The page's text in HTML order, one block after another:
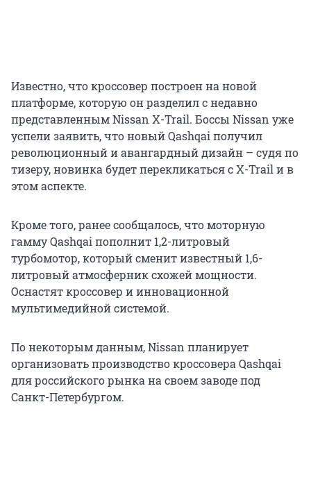
Известно, что кроссовер построен на новой
платформе, которую он разделил с недавно
представленным Nissan X-Trail. Боссы Nissan уже
успели заявить, что новый Qashqai получил
революционный и авангардный дизайн – судя по
тизеру, новинка будет перекликаться с X-Trail и в
этом аспекте.
Кроме того, ранее сообщалось, что моторную
гамму Qashqai пополнит 1,2-литровый
турбомотор, который сменит известный 1,6-
литровый атмосферник схожей мощности.
Оснастят кроссовер и инновационной
мультимедийной системой.
По некоторым данным, Nissan планирует
организовать производство кроссовера Qashqai
для российского рынка на своем заводе под
Санкт-Петербургом.